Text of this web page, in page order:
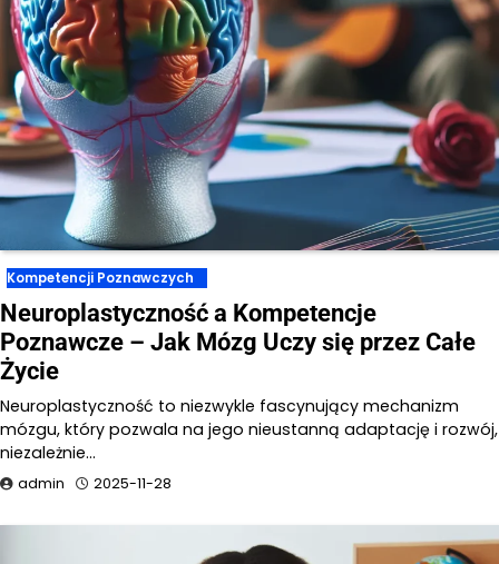
Kompetencji Poznawczych
Neuroplastyczność a Kompetencje
Poznawcze – Jak Mózg Uczy się przez Całe
Życie
Neuroplastyczność to niezwykle fascynujący mechanizm
mózgu, który pozwala na jego nieustanną adaptację i rozwój,
niezależnie…
admin 2025-11-28